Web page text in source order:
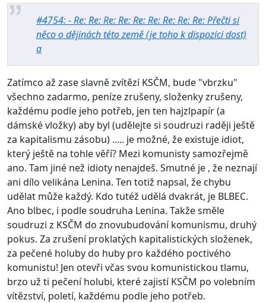
#4754: - Re: Re: Re: Re: Re: Re: Re: Re: Re: Přečti si
něco o dějinách této země (je toho k dispozici dost)
a
Zatímco až zase slavně zvítězí KSČM, bude "vbrzku"
všechno zadarmo, peníze zrušeny, složenky zrušeny,
každému podle jeho potřeb, jen ten hajzlpapír (a
dámské vložky) aby byl (udělejte si soudruzi raději ještě
za kapitalismu zásobu) ..... je možné, že existuje idiot,
který ještě na tohle věří? Mezi komunisty samozřejmě
ano. Tam jiné než idioty nenajdeš. Smutné je , že neznají
ani dílo velikána Lenina. Ten totiž napsal, že chybu
udělat může každý. Kdo tutéž udělá dvakrát, je BLBEC.
Ano blbec, i podle soudruha Lenina. Takže směle
soudruzi z KSČM do znovubudování komunismu, druhý
pokus. Za zrušení proklatých kapitalistických složenek,
za pečené holuby do huby pro každého poctivého
komunistu! Jen otevři včas svou komunistickou tlamu,
brzo už ti pečení holubi, které zajistí KSČM po volebním
vítězství, poletí, každému podle jeho potřeb.